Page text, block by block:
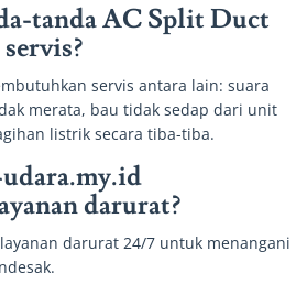
tanda AC Split Duct
servis antara lain: suara
merata, bau tidak sedap dari unit
listrik secara tiba-tiba.
darurat?
darurat 24/7 untuk menangani